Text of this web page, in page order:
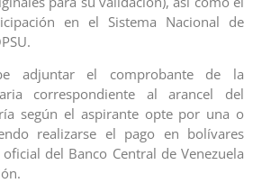
en el Sistema Nacional de
adjuntar el comprobante de la
correspondiente al arancel del
según el aspirante opte por una o
realizarse el pago en bolívares
del Banco Central de Venezuela